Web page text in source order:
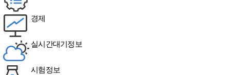
경제
실시간대기정보
시험정보